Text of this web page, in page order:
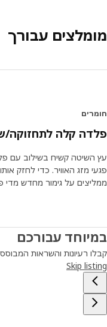
עבורך
קלה לתחזוקה/
קשיח בשילוב עם פלדה
מזג האוויר. כדי לחזק אותו
על גימור מחדש מדי
עבורכם
רעיונות והשראות
Skip